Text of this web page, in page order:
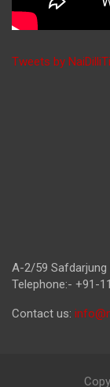
Tweets by
A-2/59 Safdarjung
Telephone:- +91-
Contact us: